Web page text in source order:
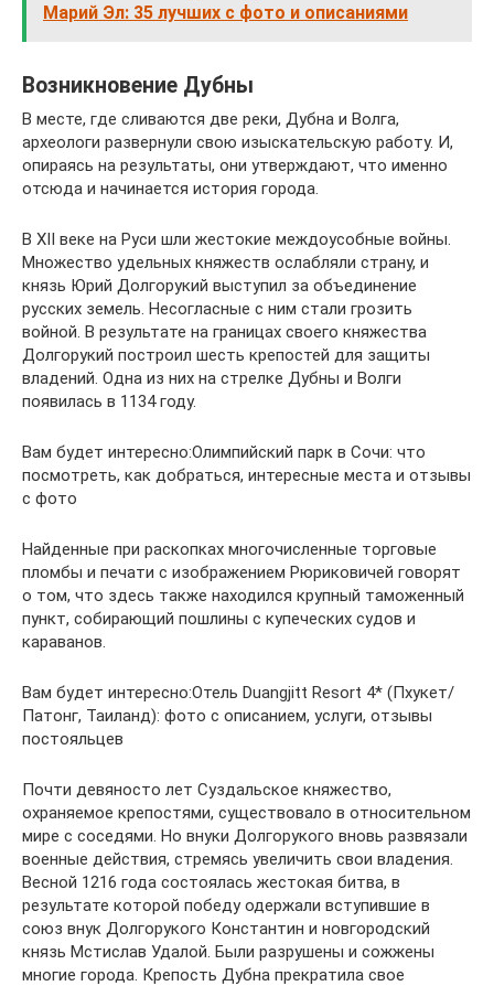
Марий Эл: 35 лучших с фото и описаниями
Возникновение Дубны
В месте, где сливаются две реки, Дубна и Волга,
археологи развернули свою изыскательскую работу. И,
опираясь на результаты, они утверждают, что именно
отсюда и начинается история города.
В XII веке на Руси шли жестокие междоусобные войны.
Множество удельных княжеств ослабляли страну, и
князь Юрий Долгорукий выступил за объединение
русских земель. Несогласные с ним стали грозить
войной. В результате на границах своего княжества
Долгорукий построил шесть крепостей для защиты
владений. Одна из них на стрелке Дубны и Волги
появилась в 1134 году.
Вам будет интересно:Олимпийский парк в Сочи: что
посмотреть, как добраться, интересные места и отзывы
с фото
Найденные при раскопках многочисленные торговые
пломбы и печати с изображением Рюриковичей говорят
о том, что здесь также находился крупный таможенный
пункт, собирающий пошлины с купеческих судов и
караванов.
Вам будет интересно:Отель Duangjitt Resort 4* (Пхукет/
Патонг, Таиланд): фото с описанием, услуги, отзывы
постояльцев
Почти девяносто лет Суздальское княжество,
охраняемое крепостями, существовало в относительном
мире с соседями. Но внуки Долгорукого вновь развязали
военные действия, стремясь увеличить свои владения.
Весной 1216 года состоялась жестокая битва, в
результате которой победу одержали вступившие в
союз внук Долгорукого Константин и новгородский
князь Мстислав Удалой. Были разрушены и сожжены
многие города. Крепость Дубна прекратила свое